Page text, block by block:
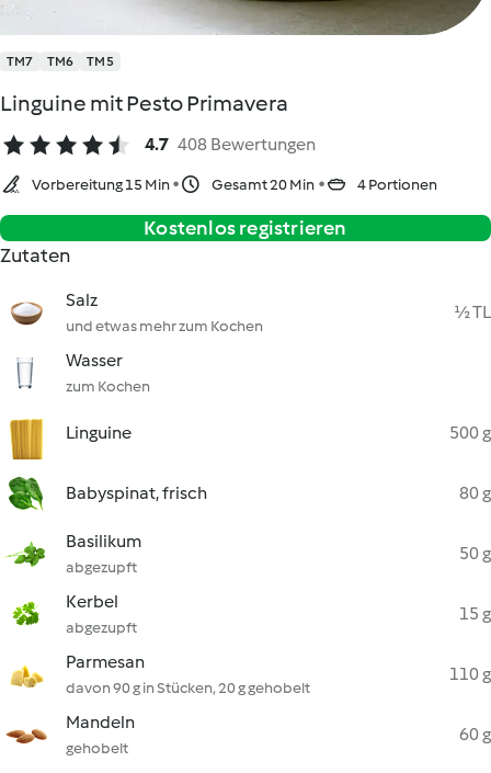
TM7 TM6 TM5
Linguine mit Pesto Primavera
4.7 408 Bewertungen
Vorbereitung 15 Min Gesamt 20 Min 4 Portionen
Kostenlos registrieren
Zutaten
Salz
und etwas mehr zum Kochen
½ TL
Wasser
zum Kochen
Linguine 500 g
Babyspinat, frisch 80 g
Basilikum
abgezupft
50 g
Kerbel
abgezupft
15 g
Parmesan
davon 90 g in Stücken, 20 g gehobelt
110 g
Mandeln
gehobelt
60 g